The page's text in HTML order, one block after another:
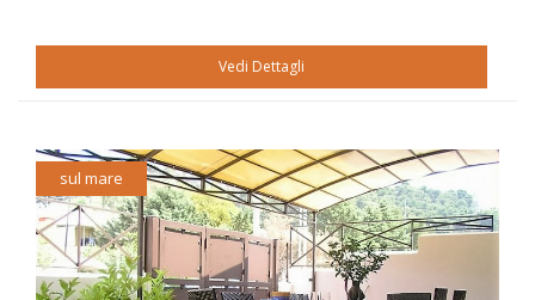
Vedi Dettagli
sul mare